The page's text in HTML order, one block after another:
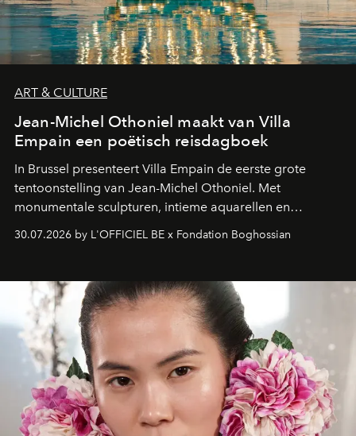
ART & CULTURE
Jean-Michel Othoniel maakt van Villa
Empain een poëtisch reisdagboek
In Brussel presenteert Villa Empain de eerste grote
tentoonstelling van Jean-Michel Othoniel. Met
monumentale sculpturen, intieme aquarellen en
een emotionele reis waarin elk werk de herinnering
moment van verwondering.
30.07.2026 by L'OFFICIEL BE x Fondation Boghossian